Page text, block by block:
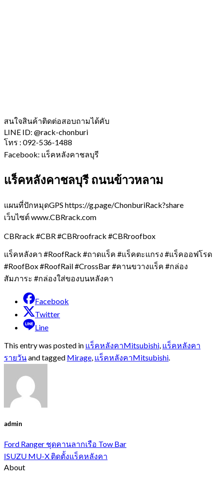
สนใจสินค้าติดต่อสอบถามได้คับ
LINE ID: @rack-chonburi
โทร : 092-536-1488
Facebook: แร็คหลังคาชลบุรี
แร็คหลังคาชลบุรี ถนนข้าวหลาม
แผนที่ปักหมุดGPS https://g.page/ChonburiRack?share
เว็บไซต์ www.CBRrack.com
CBRrack #CBR #CBRroofrack #CBRroofbox
แร็คหลังคา #RoofRack #ถาดแร็ค #แร็คตะแกรง #แร็คออฟโรด
#RoofBox #RoofRail #CrossBar #คานขวางแร็ค #กล่อง
สัมภาระ #กล่องใส่ของบนหลังคา
Facebook
Twitter
Line
This entry was posted in แร็คหลังคาMitsubishi แร็คหลังคา
รายวันand tagged Mirage แร็คหลังคาMitsubishi
admin
Ford Ranger ชุดคานลากเรือ Tow Bar
ISUZU MU-X ติดตั้งแร็คหลังคา
About